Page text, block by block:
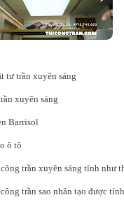
tư trần xuyên sáng
xuyên sáng
Barrisol
ô tô
trần xuyên sáng tính như
trần sao nhân tạo được